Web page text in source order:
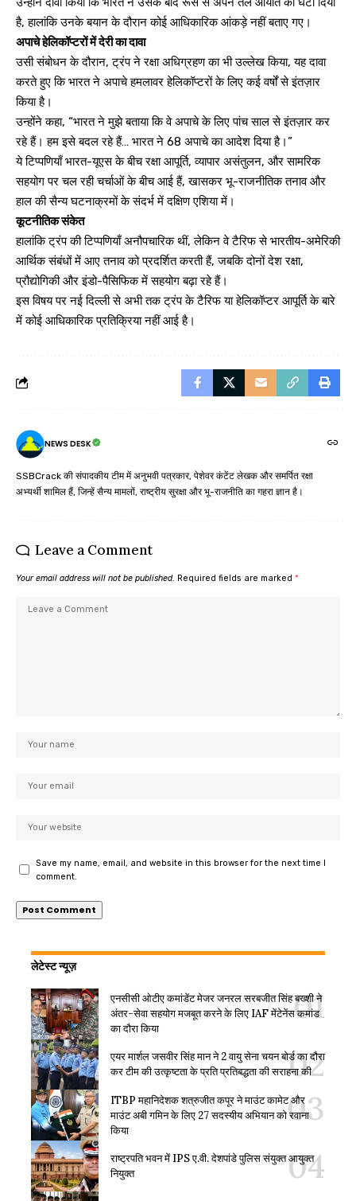
है, हालांकि उनके बयान के दौरान कोई आधिकारिक आंकड़े नहीं बताए गए।
अपाचे हेलिकॉप्टरों में देरी का दावा
उसी संबोधन के दौरान, ट्रंप ने रक्षा अधिग्रहण का भी उल्लेख किया, यह दावा
करते हुए कि भारत ने अपाचे हमलावर हेलिकॉप्टरों के लिए कई वर्षों से इंतज़ार
किया है।
उन्होंने कहा, “भारत ने मुझे बताया कि वे अपाचे के लिए पांच साल से इंतज़ार कर
रहे हैं। हम इसे बदल रहे हैं… भारत ने 68 अपाचे का आदेश दिया है।”
ये टिप्पणियाँ भारत-यूएस के बीच रक्षा आपूर्ति, व्यापार असंतुलन, और सामरिक
सहयोग पर चल रही चर्चाओं के बीच आई हैं, खासकर भू-राजनीतिक तनाव और
हाल की सैन्य घटनाक्रमों के संदर्भ में दक्षिण एशिया में।
कूटनीतिक संकेत
हालांकि ट्रंप की टिप्पणियाँ अनौपचारिक थीं, लेकिन वे टैरिफ से भारतीय-अमेरिकी
आर्थिक संबंधों में आए तनाव को प्रदर्शित करती हैं, जबकि दोनों देश रक्षा,
प्रौद्योगिकी और इंडो-पैसिफिक में सहयोग बढ़ा रहे हैं।
इस विषय पर नई दिल्ली से अभी तक ट्रंप के टैरिफ या हेलिकॉप्टर आपूर्ति के बारे
में कोई आधिकारिक प्रतिक्रिया नहीं आई है।
NEWS DESK
SSBCrack की संपादकीय टीम में अनुभवी पत्रकार, पेशेवर कंटेंट लेखक और समर्पित रक्षा
अभ्यर्थी शामिल हैं, जिन्हें सैन्य मामलों, राष्ट्रीय सुरक्षा और भू-राजनीति का गहरा ज्ञान है।
Leave a Comment
Your email address will not be published. Required fields are marked *
Save my name, email, and website in this browser for the next time I
comment.
लेटेस्ट न्यूज़
एनसीसी ओटीए कमांडेंट मेजर जनरल सरबजीत सिंह बख्शी ने
अंतर-सेवा सहयोग मजबूत करने के लिए IAF मेंटेनेंस कमांड
का दौरा किया
एयर मार्शल जसवीर सिंह मान ने 2 वायु सेना चयन बोर्ड का दौरा
कर टीम की उत्कृष्टता के प्रति प्रतिबद्धता की सराहना की
ITBP महानिदेशक शत्रुजीत कपूर ने माउंट कामेट और
माउंट अबी गमिन के लिए 27 सदस्यीय अभियान को रवाना
किया
राष्ट्रपति भवन में IPS ए.वी. देशपांडे पुलिस संयुक्त आयुक्त
नियुक्त